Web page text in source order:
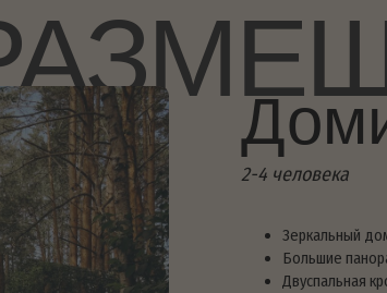
Зеркальный дом
Двуспальный диван
Душ, туалет, горячая вода
Обогреватель
Домик
2-4 человека